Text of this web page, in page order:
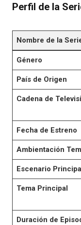
Perfil de la
Nombre de la
Género
País de Origen
Cadena de
Fecha de Estreno
Ambientación
Escenario
Tema Principal
Duración de